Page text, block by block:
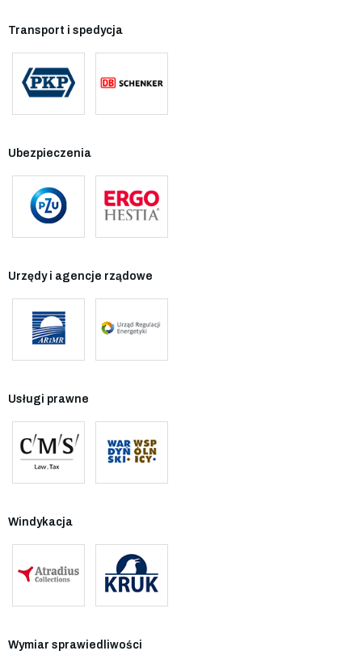
Transport i spedycja
Ubezpieczenia
Urzędy i agencje rządowe
Usługi prawne
Windykacja
Wymiar sprawiedliwości